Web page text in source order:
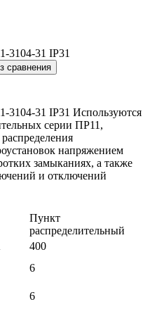
3104-31 IP31
сравнения
3104-31 IP31 Используются
серии ПР11,
напряжением
замыканиях, а также
и отключений
Пункт
распределительный
400
6
6